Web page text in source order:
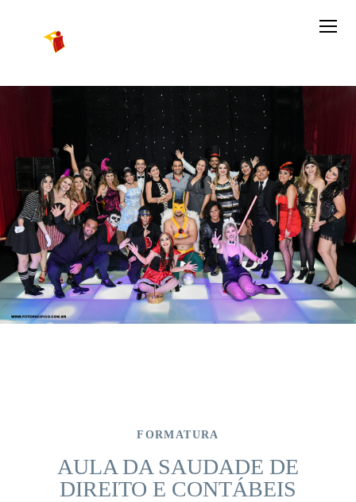
FORMATURA
AULA DA SAUDADE DE
DIREITO E CONTÁBEIS